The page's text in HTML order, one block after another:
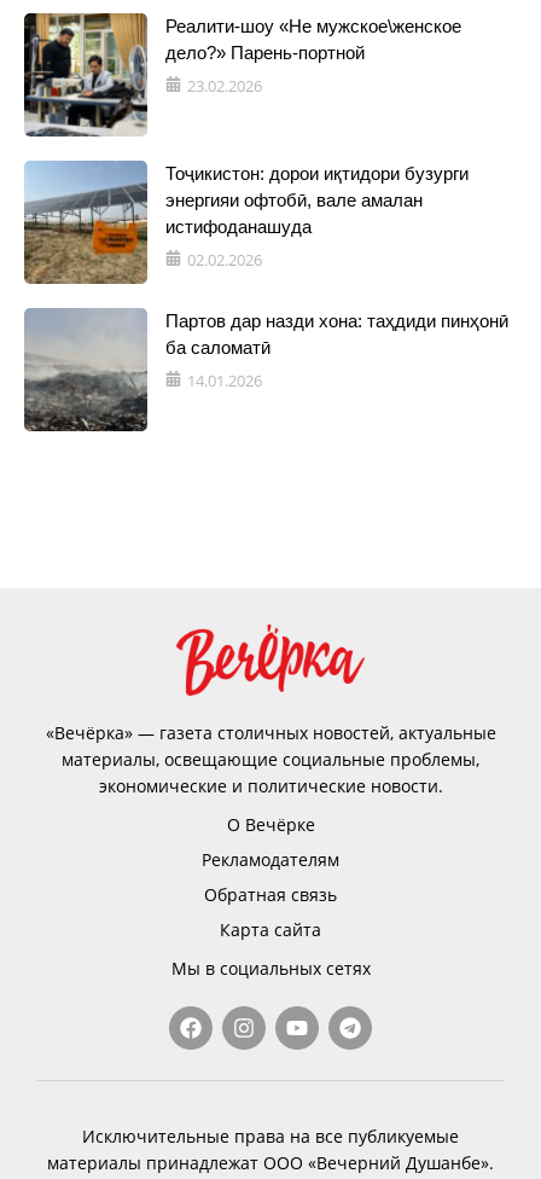
Реалити-шоу «Не мужское\женское
дело?» Парень-портной
23.02.2026
Тоҷикистон: дорои иқтидори бузурги
энергияи офтобӣ, вале амалан
истифоданашуда
02.02.2026
Партов дар назди хона: таҳдиди пинҳонӣ
ба саломатӣ
14.01.2026
«Вечёрка» — газета столичных новостей, актуальные
материалы, освещающие социальные проблемы,
экономические и политические новости.
О Вечёрке
Рекламодателям
Обратная связь
Карта сайта
Мы в социальных сетях
Исключительные права на все публикуемые
материалы принадлежат ООО «Вечерний Душанбе».